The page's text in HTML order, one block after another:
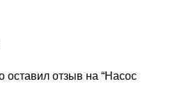
оставил отзыв на “Насос